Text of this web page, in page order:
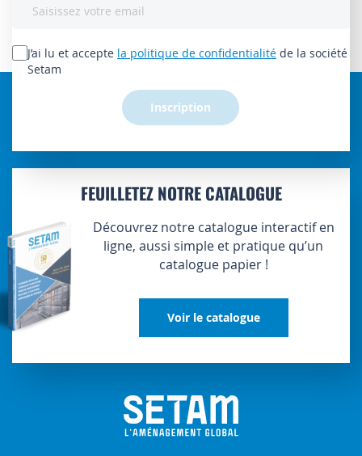
lettre
d’information
J’ai lu et accepte la politique de confidentialité de la société
Setam
Inscription
FEUILLETEZ NOTRE CATALOGUE
Découvrez notre catalogue interactif en
ligne, aussi simple et pratique qu’un
catalogue papier !
Voir le catalogue